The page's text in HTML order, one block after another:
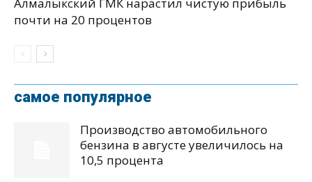
почти на 20 процентов
самое популярное
Производство автомобильного
бензина в августе увеличилось на
10,5 процента